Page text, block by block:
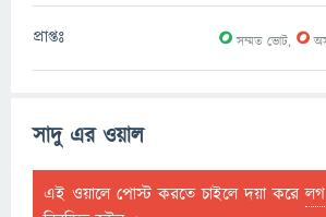
প্রাপ্তঃ 0সম্মত ভোট, 0
সাদু এর ওয়াল
এই ওয়ালে পোস্ট করতে চাইলে দয়া করে